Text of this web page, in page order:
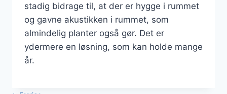
stadig bidrage til, at der er hygge i rummet
og gavne akustikken i rummet, som
almindelig planter også gør. Det er
ydermere en løsning, som kan holde mange
år.